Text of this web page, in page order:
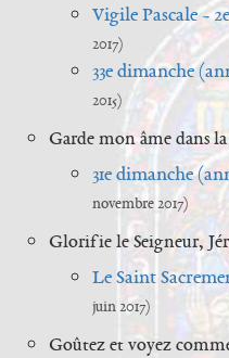
Vigile Pascale -
2017)
33e dimanche
2015)
Garde mon âme dans
31e dimanche
novembre 2017)
Glorifie le Seigneur,
Le Saint
juin 2017)
Goûtez et voyez